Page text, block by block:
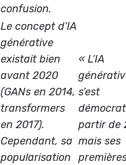
confusion.
Le concept d’IA
générative
existait bien
avant 2020
(GANs en 2014,
transformers
en 2017).
Cependant, sa
popularisation
« L’IA
s’est
partir de
mais ses